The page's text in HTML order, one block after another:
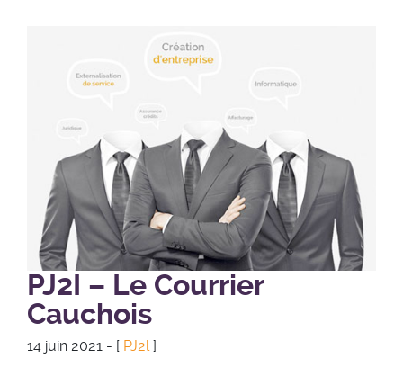
PJ2I – Le Courrier
Cauchois
14 juin 2021 - [ PJ2l]